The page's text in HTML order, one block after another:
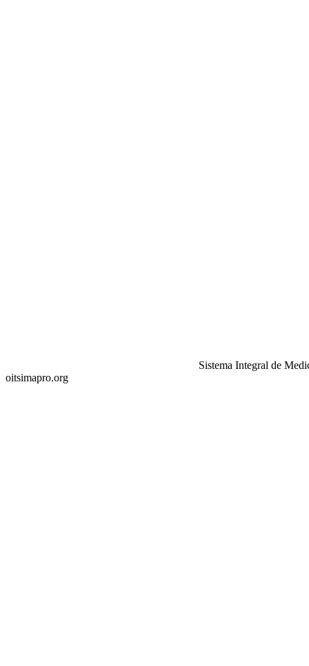
Sistema Integral de
oitsimapro.org